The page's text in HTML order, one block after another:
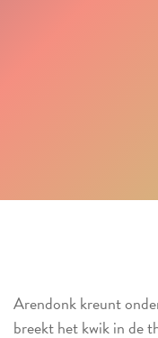
Arendonk kreunt
breekt het kwik in de